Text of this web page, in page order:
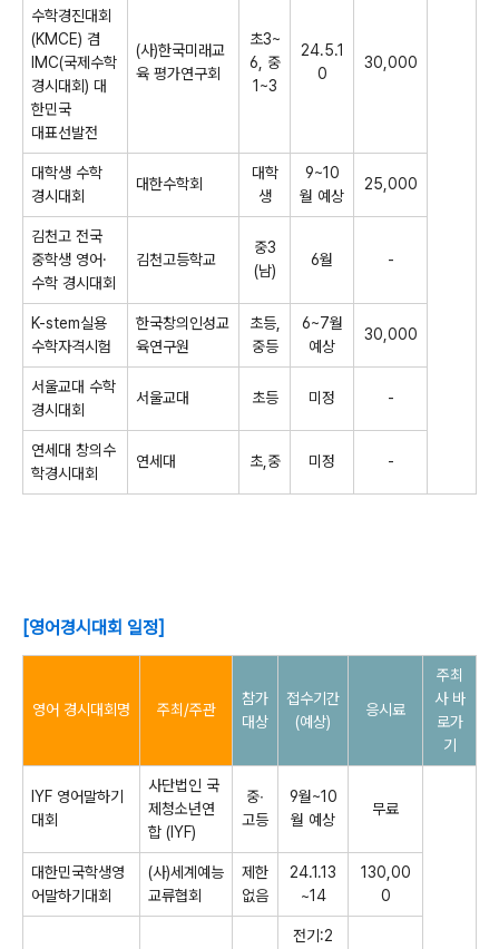
수학경진대회
(KMCE) 겸
IMC(국제수학
경시대회) 대
한민국
대표선발전
(사)한국미래교
육 평가연구회
초3~
6, 중
1~3
24.5.1
0
30,000
대학생 수학
경시대회
대한수학회
대학
생
9~10
월 예상
25,000
김천고 전국
중학생 영어·
수학 경시대회
김천고등학교
중3
(남)
6월 -
K-stem실용
수학자격시험
한국창의인성교
육연구원
초등,
중등
6~7월
예상
30,000
서울교대 수학
경시대회
서울교대 초등 미정 -
연세대 창의수
학경시대회
연세대 초,중 미정 -
[영어경시대회 일정]
영어 경시대회명 주최/주관
참가
대상
접수기간
(예상)
응시료
주최
사 바
로가
기
IYF 영어말하기
대회
사단법인 국
제청소년연
합 (IYF)
중∙
고등
9월~10
월 예상
무료
대한민국학생영
어말하기대회
(사)세계예능
교류협회
제한
없음
24.1.13
~14
130,00
0
전기:2